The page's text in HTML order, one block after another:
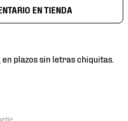
EN TIENDA